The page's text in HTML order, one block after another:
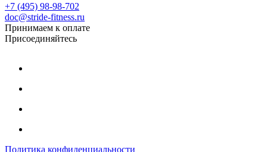
+7 (495) 98-98-702
doc@stride-fitness.ru
Принимаем к оплате
Присоединяйтесь
Политика конфиденциальности